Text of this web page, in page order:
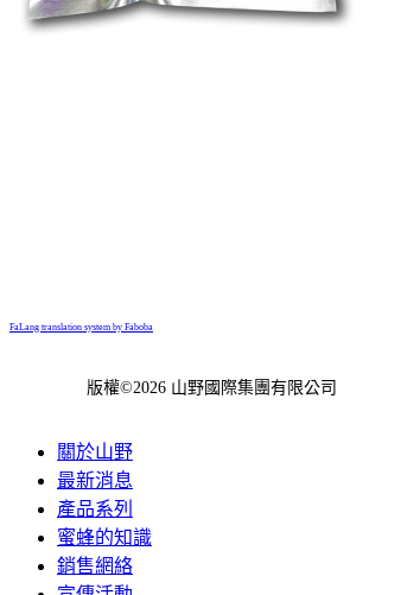
FaLang translation system by Faboba
版權©2026 山野國際集團有限公司
關於山野
最新消息
產品系列
蜜蜂的知識
銷售網絡